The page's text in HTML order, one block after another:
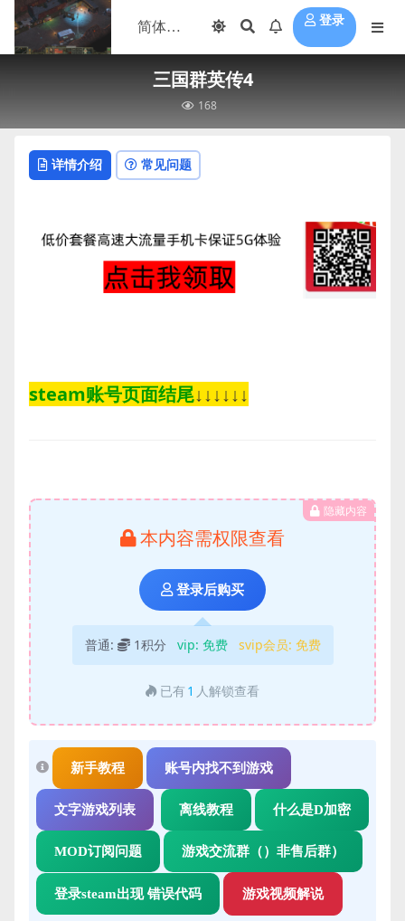
登录
三国群英传4
168
详情介绍 常见问题
steam账号页面结尾↓↓↓↓↓↓
隐藏内容
本内容需权限查看
登录后购买
普通: 1积分 vip: 免费 svip会员: 免费
已有 1 人解锁查看
新手教程 账号内找不到游戏
文字游戏列表 离线教程 什么是D加密
MOD订阅问题 游戏交流群（）非售后群）
登录steam出现 错误代码 游戏视频解说